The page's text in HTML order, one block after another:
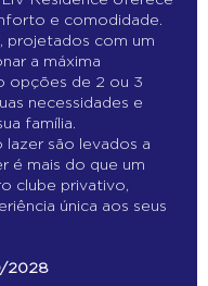
e comodidade.
projetados com um
a máxima
opções de 2 ou 3
necessidades e
família.
lazer são levados a
é mais do que um
clube privativo,
única aos seus
2028